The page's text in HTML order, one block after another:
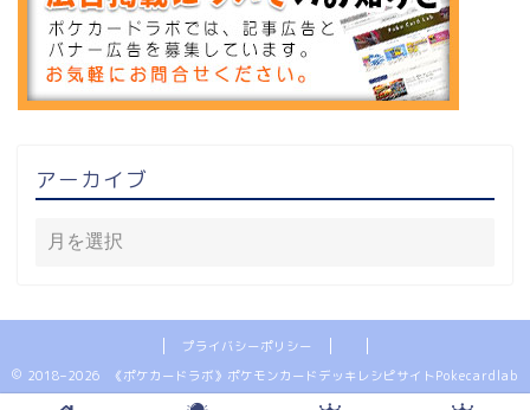
アーカイブ
プライバシーポリシー
2018–2026 《ポケカードラボ》ポケモンカードデッキレシピサイトPokecardlab